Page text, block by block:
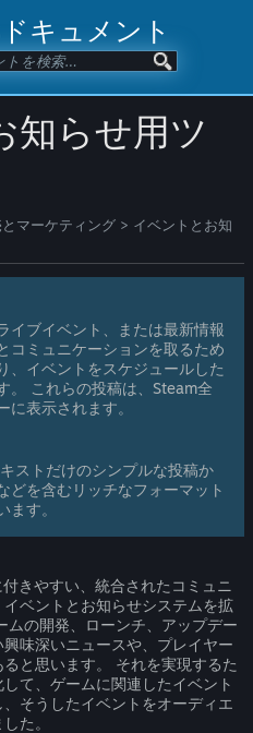
キュメント
知らせ用ツ
マーケティング > イベントとお知
イブイベント、または最新情報
コミュニケーションを取るため
、イベントをスケジュールした
。 これらの投稿は、Steam全
に表示されます。
ストだけのシンプルな投稿か
どを含むリッチなフォーマット
ます。
きやすい、統合されたコミュニ
ベントとお知らせシステムを拡
ムの開発、ローンチ、アップデー
味深いニュースや、プレイヤー
と思います。 それを実現するた
て、ゲームに関連したイベント
そうしたイベントをオーディエ
た。